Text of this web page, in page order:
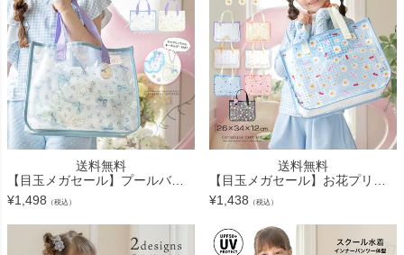
送料無料
【目玉メガセール】プールバッグ+キーホルダーSET プールバッグ ビニールバッグ 猫柄 リボン柄 キャサリンコテージ TAK
¥1,498 （税込）
送料無料
【目玉メガセール】お花プリントプールバッグ セール お花ヘアクリップ付き ビニールバッグ おしゃれ ビーチバッグ TAK
¥1,438 （税込）